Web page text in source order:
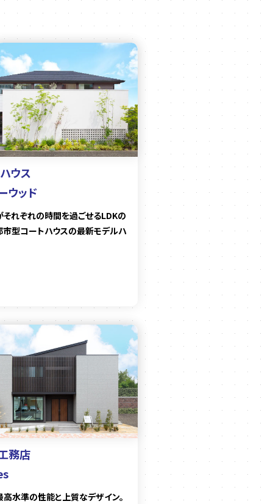
ウス
ウッド
それぞれの時間を過ごせるLDKの
市型コートハウスの最新モデルハ
務店
水準の性能と上質なデザイン。